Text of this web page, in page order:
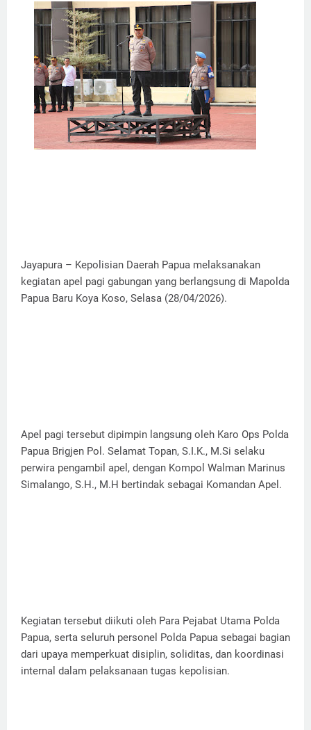
Jayapura – Kepolisian Daerah Papua melaksanakan
kegiatan apel pagi gabungan yang berlangsung di Mapolda
Papua Baru Koya Koso, Selasa (28/04/2026).
Apel pagi tersebut dipimpin langsung oleh Karo Ops Polda
Papua Brigjen Pol. Selamat Topan, S.I.K., M.Si selaku
perwira pengambil apel, dengan Kompol Walman Marinus
Simalango, S.H., M.H bertindak sebagai Komandan Apel.
Kegiatan tersebut diikuti oleh Para Pejabat Utama Polda
Papua, serta seluruh personel Polda Papua sebagai bagian
dari upaya memperkuat disiplin, soliditas, dan koordinasi
internal dalam pelaksanaan tugas kepolisian.